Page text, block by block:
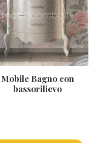
Mobile Bagno con
bassorilievo